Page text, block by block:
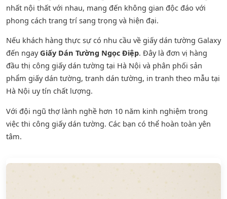
nhất nội thất với nhau, mang đến không gian độc đáo với
phong cách trang trí sang trọng và hiện đại.
Nếu khách hàng thực sự có nhu cầu về giấy dán tường Galaxy
đến ngayGiấy Dán Tường Ngọc Điệp. Đây là đơn vị hàng
đầu thị công giấy dán tường tại Hà Nội và phân phối sản
phẩm giấy dán tường, tranh dán tường, in tranh theo mẫu tại
Hà Nội uy tín chất lượng.
Với đội ngũ thợ lành nghề hơn 10 năm kinh nghiệm trong
việc thi công giấy dán tường. Các bạn có thể hoàn toàn yên
tâm.